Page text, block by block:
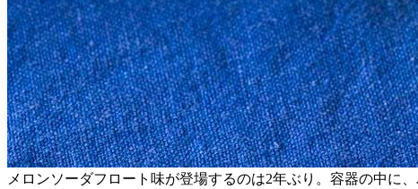
メロンソーダフロート味が登場するのは2年ぶり。容器の中に